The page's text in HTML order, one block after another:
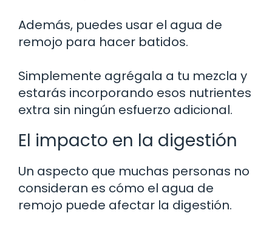
Además, puedes usar el agua de
remojo para hacer batidos.
Simplemente agrégala a tu mezcla y
estarás incorporando esos nutrientes
extra sin ningún esfuerzo adicional.
El impacto en la digestión
Un aspecto que muchas personas no
consideran es cómo el agua de
remojo puede afectar la digestión.